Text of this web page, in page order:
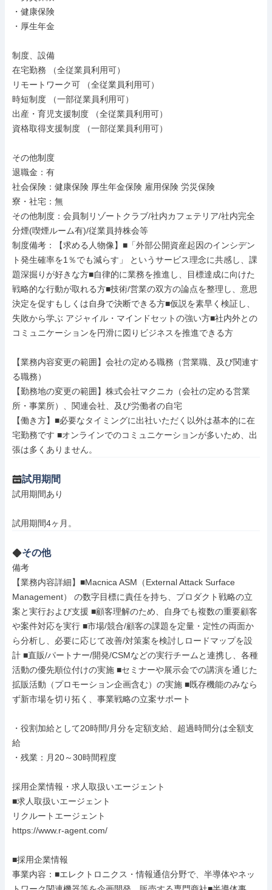
・健康保険
・厚生年金
制度、設備
在宅勤務 （全従業員利用可）
リモートワーク可 （全従業員利用可）
時短制度 （一部従業員利用可）
出産・育児支援制度 （全従業員利用可）
資格取得支援制度 （一部従業員利用可）
その他制度
退職金：有
社会保険：健康保険 厚生年金保険 雇用保険 労災保険
寮・社宅：無
その他制度：会員制リゾートクラブ/社内カフェテリア/社内完全
分煙(喫煙ルーム有)/従業員持株会等
制度備考：【求める人物像】■「外部公開資産起因のインシデン
ト発生確率を1％でも減らす」 というサービス理念に共感し、課
題深掘りが好きな方■自律的に業務を推進し、目標達成に向けた
戦略的な行動が取れる方■技術/営業の双方の論点を整理し、意思
決定を促すもしくは自身で決断できる方■仮説を素早く検証し、
失敗から学ぶ アジャイル・マインドセットの強い方■社内外との
コミュニケーションを円滑に図りビジネスを推進できる方
【業務内容変更の範囲】会社の定める職務（営業職、及び関連す
る職務）
【勤務地の変更の範囲】株式会社マクニカ（会社の定める営業
所・事業所）、関連会社、及び労働者の自宅
【働き方】■必要なタイミングに出社いただく以外は基本的に在
宅勤務です ■オンラインでのコミュニケーションが多いため、出
張は多くありません。
試用期間
試用期間あり
試用期間4ヶ月。
その他
備考
【業務内容詳細】■Macnica ASM（External Attack Surface
Management） の数字目標に責任を持ち、プロダクト戦略の立
案と実行および支援 ■顧客理解のため、自身でも複数の重要顧客
や案件対応を実行 ■市場/競合/顧客の課題を定量・定性の両面か
ら分析し、必要に応じて改善/対策案を検討しロードマップを設
計 ■直販/パートナー/開発/CSMなどの実行チームと連携し、各種
活動の優先順位付けの実施 ■セミナーや展示会での講演を通じた
拡販活動（プロモーション企画含む）の実施 ■既存機能のみなら
ず新市場を切り拓く、事業戦略の立案サポート
・役割加給として20時間/月分を定額支給、超過時間分は全額支
給
・残業：月20～30時間程度
採用企業情報・求人取扱いエージェント
■求人取扱いエージェント
リクルートエージェント
https://www.r-agent.com/
■採用企業情報
事業内容：■エレクトロニクス・情報通信分野で、半導体やネッ